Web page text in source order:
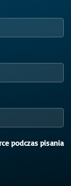
podczas pisania